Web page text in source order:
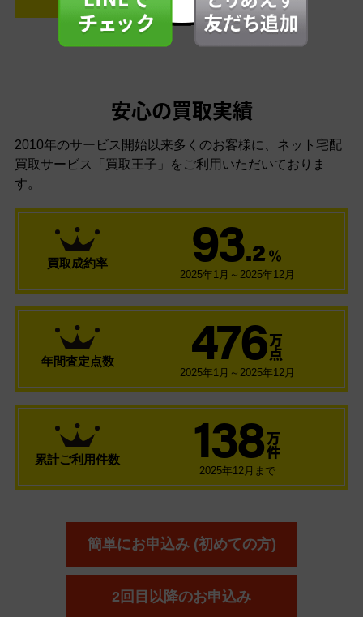
安心の買取実績
2010年のサービス開始以来多くのお客様に、 ネット宅配
買取サービス「買取王子」をご利用いただいておりま
す。
買取成約率 93.2 ％
2025年1月～2025年12月
年間査定点数 476 万
点
2025年1月～2025年12月
累計ご利用件数 138 万
件
2025年12月まで
簡単にお申込み (初めての方)
2回目以降のお申込み